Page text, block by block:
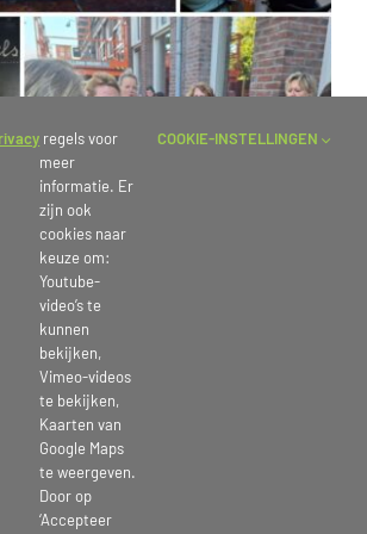
regels voor
meer
informatie. Er
zijn ook
cookies naar
keuze om:
Youtube-
video’s te
kunnen
bekijken,
Vimeo-videos
te bekijken,
Kaarten van
Google Maps
te weergeven.
Door op
‘Accepteer
COOKIE-INSTELLINGEN